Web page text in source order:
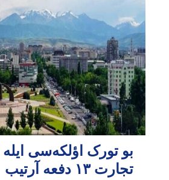
تجارت ۱۳ دفعه آرتیب